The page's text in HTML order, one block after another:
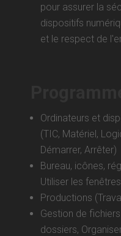
pour assurer la
dispositifs
et le respect de
Ordinateurs et
(TIC, Matériel,
Démarrer, Arrêter)
Bureau, icônes,
Utiliser les
Productions
Gestion de
dossiers,